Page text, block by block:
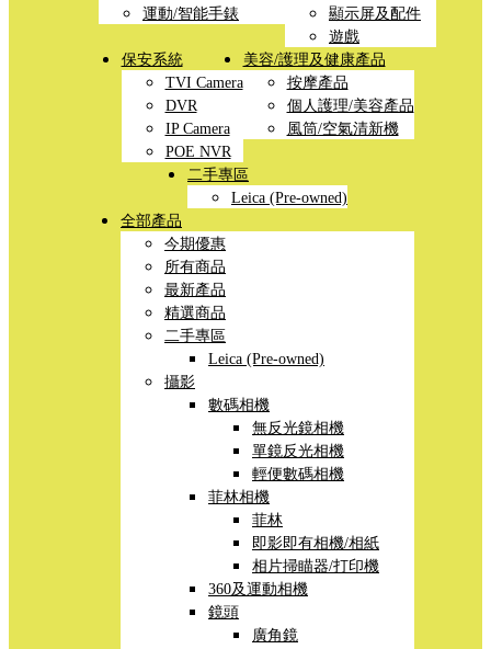
運動/智能手錶
顯示屏及配件
遊戲
保安系統
TVI Camera
DVR
IP Camera
POE NVR
美容/護理及健康產品
按摩產品
個人護理/美容產品
風筒/空氣清新機
二手專區
Leica (Pre-owned)
全部產品
今期優惠
所有商品
最新產品
精選商品
二手專區
Leica (Pre-owned)
攝影
數碼相機
無反光鏡相機
單鏡反光相機
輕便數碼相機
菲林相機
菲林
即影即有相機/相紙
相片掃瞄器/打印機
360及運動相機
鏡頭
廣角鏡